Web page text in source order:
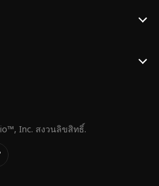
Inc. สงวนลิขสิทธิ์.